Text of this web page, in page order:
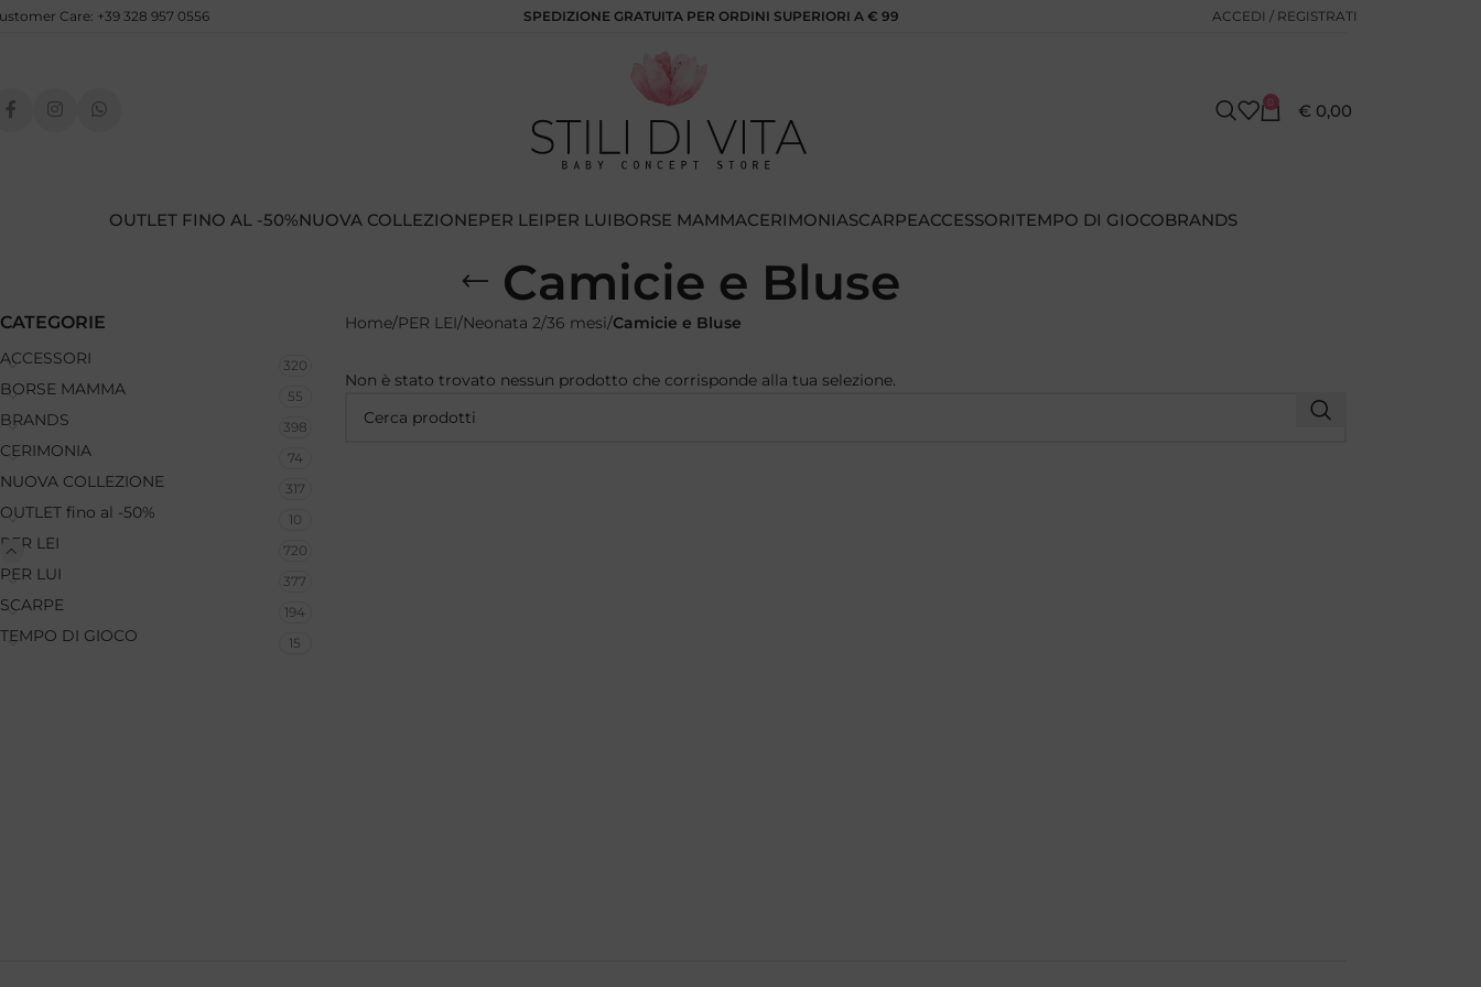
Care: +39 328 957 0556 SPEDIZIONE GRATUITA PER ORDINI SUPERIORI A € 99 ACCEDI / REGISTRATI
0 € 0,00
OUTLET FINO AL -50%NUOVA COLLEZIONEPER LEIPER LUIBORSE MAMMACERIMONIASCARPEACCESSORITEMPO DI GIOCOBRANDS
Camicie e Bluse
CATEGORIE
ACCESSORI 320
BORSE MAMMA 55
BRANDS 398
CERIMONIA 74
NUOVA COLLEZIONE 317
OUTLET fino al -50% 10
PER LEI 720
PER LUI 377
SCARPE 194
TEMPO DI GIOCO 15
Home PER LEI Neonata 2/36 mesi Camicie e Bluse
Non è stato trovato nessun prodotto che corrisponde alla tua selezione.